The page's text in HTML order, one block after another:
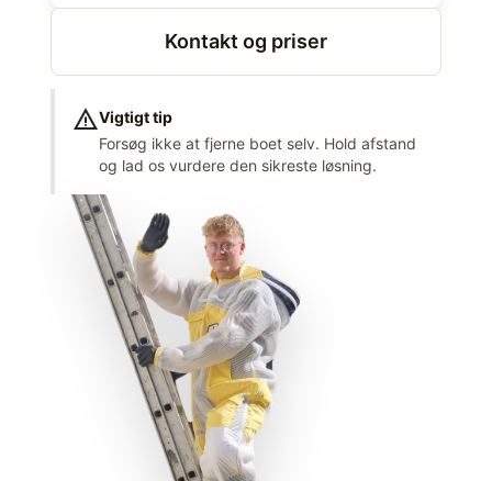
Kontakt og priser
warningVigtigt tip
Forsøg ikke at fjerne boet selv. Hold afstand
og lad os vurdere den sikreste løsning.